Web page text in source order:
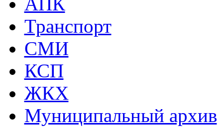
Транспорт
СМИ
КСП
ЖКХ
Муниципальный архив